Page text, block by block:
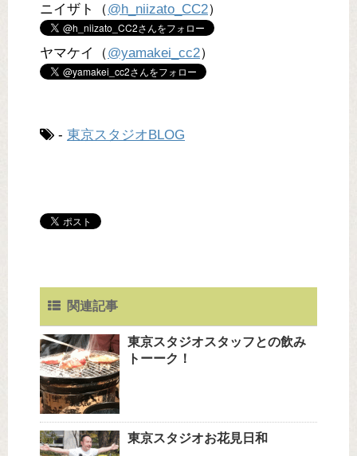
ニイザト（@h_niizato_CC2）
ヤマケイ（@yamakei_cc2）
- 東京スタジオBLOG
関連記事
東京スタジオスタッフとの飲み
トーーク！
東京スタジオお花見日和